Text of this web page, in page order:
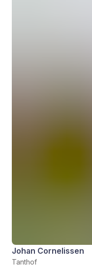
Johan Cornelissen
Tanthof